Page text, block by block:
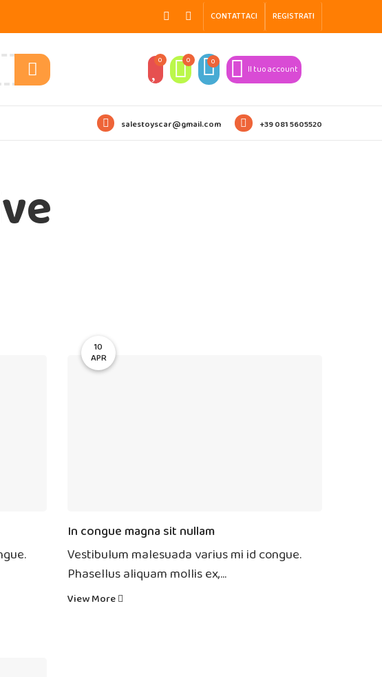
CONTATTACI REGISTRATI
0 0 0
Il tuo account
salestoyscar@gmail.com +39 081 5605520
10
APR
In congue magna sit nullam
Vestibulum malesuada varius mi id congue.
Phasellus aliquam mollis ex,...
View More